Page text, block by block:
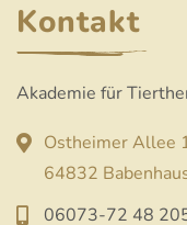
Kontakt
Akademie für
Ostheimer Allee
64832
06073-72 48